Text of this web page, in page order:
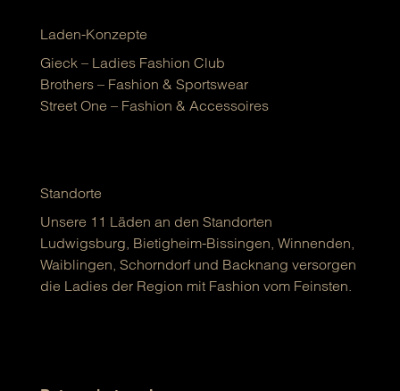
Laden-Konzepte
Gieck – Ladies Fashion Club
Brothers – Fashion & Sportswear
Street One – Fashion & Accessoires
Standorte
Unsere 11 Läden an den Standorten
Ludwigsburg, Bietigheim-Bissingen, Winnenden,
Waiblingen, Schorndorf und Backnang versorgen
die Ladies der Region mit Fashion vom Feinsten.